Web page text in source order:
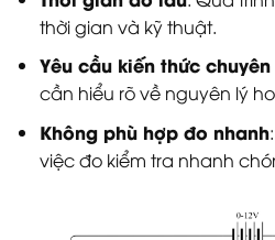
thời gian và kỹ thuật.
Yêu cầu kiến thức
cần hiểu rõ về nguyên lý
Không phù hợp đo nhanh
việc đo kiểm tra nhanh